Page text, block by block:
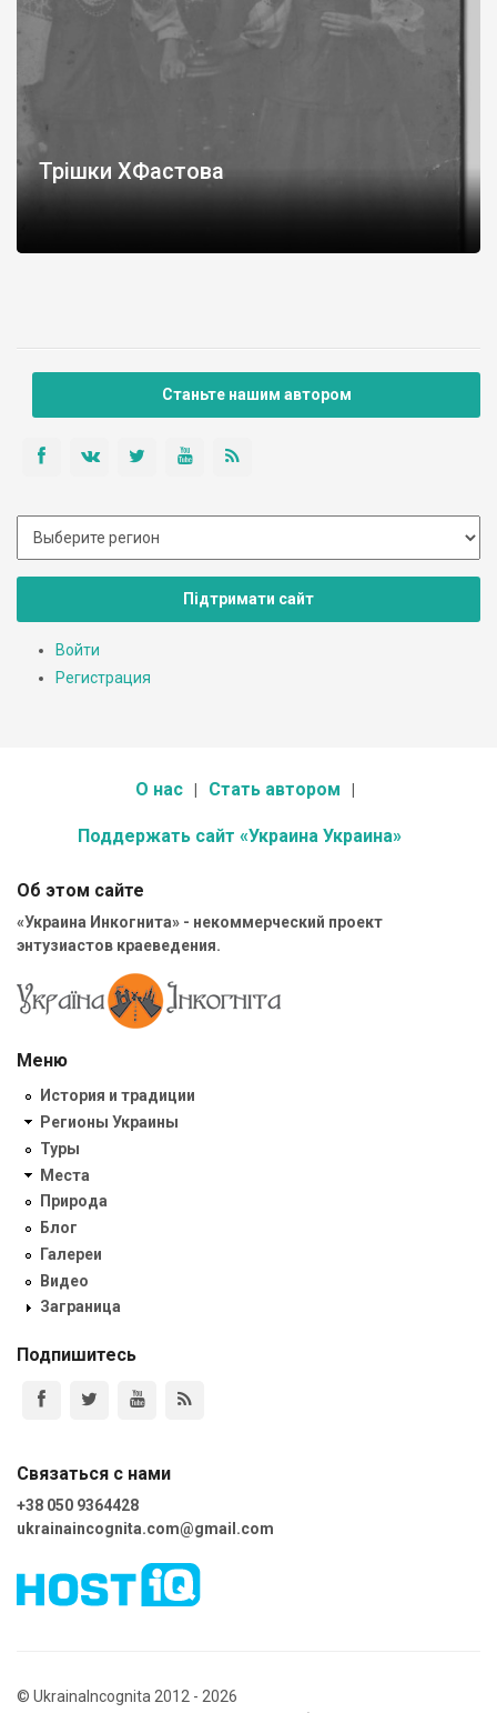
Трішки ХФастова
Станьте нашим автором
Підтримати сайт
Войти
Регистрация
О нас Стать автором
Поддержать сайт «Украина Украина»
Об этом сайте
«Украина Инкогнита» - некоммерческий проект
энтузиастов краеведения.
Меню
История и традиции
Регионы Украины
Туры
Места
Природа
Блог
Галереи
Видео
Заграница
Подпишитесь
Связаться с нами
+38 050 9364428
ukrainaincognita.com@gmail.com
© UkrainaIncognita 2012 - 2026